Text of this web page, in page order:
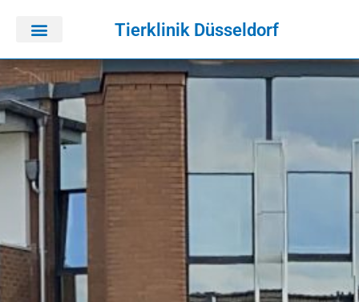
Tierklinik Düsseldorf